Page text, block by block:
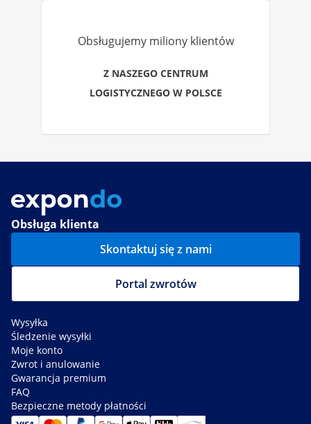
Obsługujemy miliony klientów
Z NASZEGO CENTRUM
LOGISTYCZNEGO W POLSCE
Obsługa klienta
Skontaktuj się z nami
Portal zwrotów
Wysyłka
Śledzenie wysyłki
Moje konto
Zwrot i anulowanie
Gwarancja premium
FAQ
Bezpieczne metody płatności